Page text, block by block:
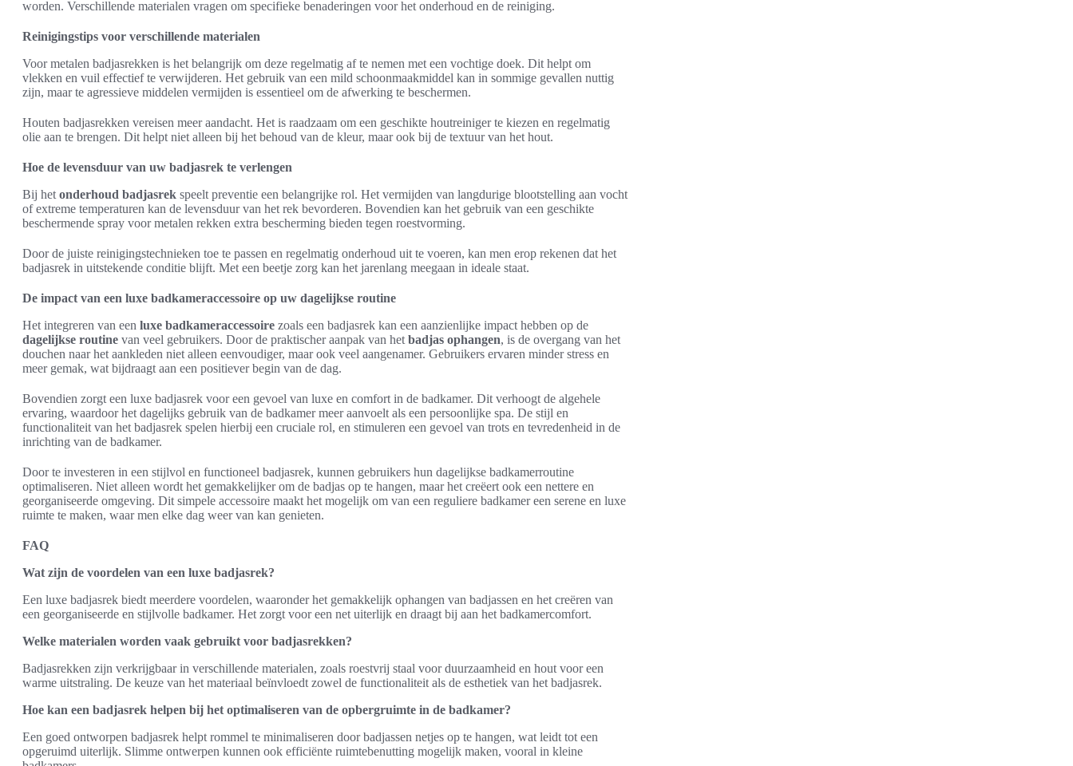
worden. Verschillende materialen vragen om specifieke benaderingen voor het onderhoud en de reiniging.
Reinigingstips voor verschillende materialen
Voor metalen badjasrekken is het belangrijk om deze regelmatig af te nemen met een vochtige doek. Dit helpt om
vlekken en vuil effectief te verwijderen. Het gebruik van een mild schoonmaakmiddel kan in sommige gevallen nuttig
zijn, maar te agressieve middelen vermijden is essentieel om de afwerking te beschermen.
Houten badjasrekken vereisen meer aandacht. Het is raadzaam om een geschikte houtreiniger te kiezen en regelmatig
olie aan te brengen. Dit helpt niet alleen bij het behoud van de kleur, maar ook bij de textuur van het hout.
Hoe de levensduur van uw badjasrek te verlengen
Bij het onderhoud badjasrek speelt preventie een belangrijke rol. Het vermijden van langdurige blootstelling aan vocht
of extreme temperaturen kan de levensduur van het rek bevorderen. Bovendien kan het gebruik van een geschikte
beschermende spray voor metalen rekken extra bescherming bieden tegen roestvorming.
Door de juiste reinigingstechnieken toe te passen en regelmatig onderhoud uit te voeren, kan men erop rekenen dat het
badjasrek in uitstekende conditie blijft. Met een beetje zorg kan het jarenlang meegaan in ideale staat.
De impact van een luxe badkameraccessoire op uw dagelijkse routine
Het integreren van een luxe badkameraccessoire zoals een badjasrek kan een aanzienlijke impact hebben op de
dagelijkse routine van veel gebruikers. Door de praktischer aanpak van het badjas ophangen, is de overgang van het
douchen naar het aankleden niet alleen eenvoudiger, maar ook veel aangenamer. Gebruikers ervaren minder stress en
meer gemak, wat bijdraagt aan een positiever begin van de dag.
Bovendien zorgt een luxe badjasrek voor een gevoel van luxe en comfort in de badkamer. Dit verhoogt de algehele
ervaring, waardoor het dagelijks gebruik van de badkamer meer aanvoelt als een persoonlijke spa. De stijl en
functionaliteit van het badjasrek spelen hierbij een cruciale rol, en stimuleren een gevoel van trots en tevredenheid in de
inrichting van de badkamer.
Door te investeren in een stijlvol en functioneel badjasrek, kunnen gebruikers hun dagelijkse badkamerroutine
optimaliseren. Niet alleen wordt het gemakkelijker om de badjas op te hangen, maar het creëert ook een nettere en
georganiseerde omgeving. Dit simpele accessoire maakt het mogelijk om van een reguliere badkamer een serene en luxe
ruimte te maken, waar men elke dag weer van kan genieten.
FAQ
Wat zijn de voordelen van een luxe badjasrek?
Een luxe badjasrek biedt meerdere voordelen, waaronder het gemakkelijk ophangen van badjassen en het creëren van
een georganiseerde en stijlvolle badkamer. Het zorgt voor een net uiterlijk en draagt bij aan het badkamercomfort.
Welke materialen worden vaak gebruikt voor badjasrekken?
Badjasrekken zijn verkrijgbaar in verschillende materialen, zoals roestvrij staal voor duurzaamheid en hout voor een
warme uitstraling. De keuze van het materiaal beïnvloedt zowel de functionaliteit als de esthetiek van het badjasrek.
Hoe kan een badjasrek helpen bij het optimaliseren van de opbergruimte in de badkamer?
Een goed ontworpen badjasrek helpt rommel te minimaliseren door badjassen netjes op te hangen, wat leidt tot een
opgeruimd uiterlijk. Slimme ontwerpen kunnen ook efficiënte ruimtebenutting mogelijk maken, vooral in kleine